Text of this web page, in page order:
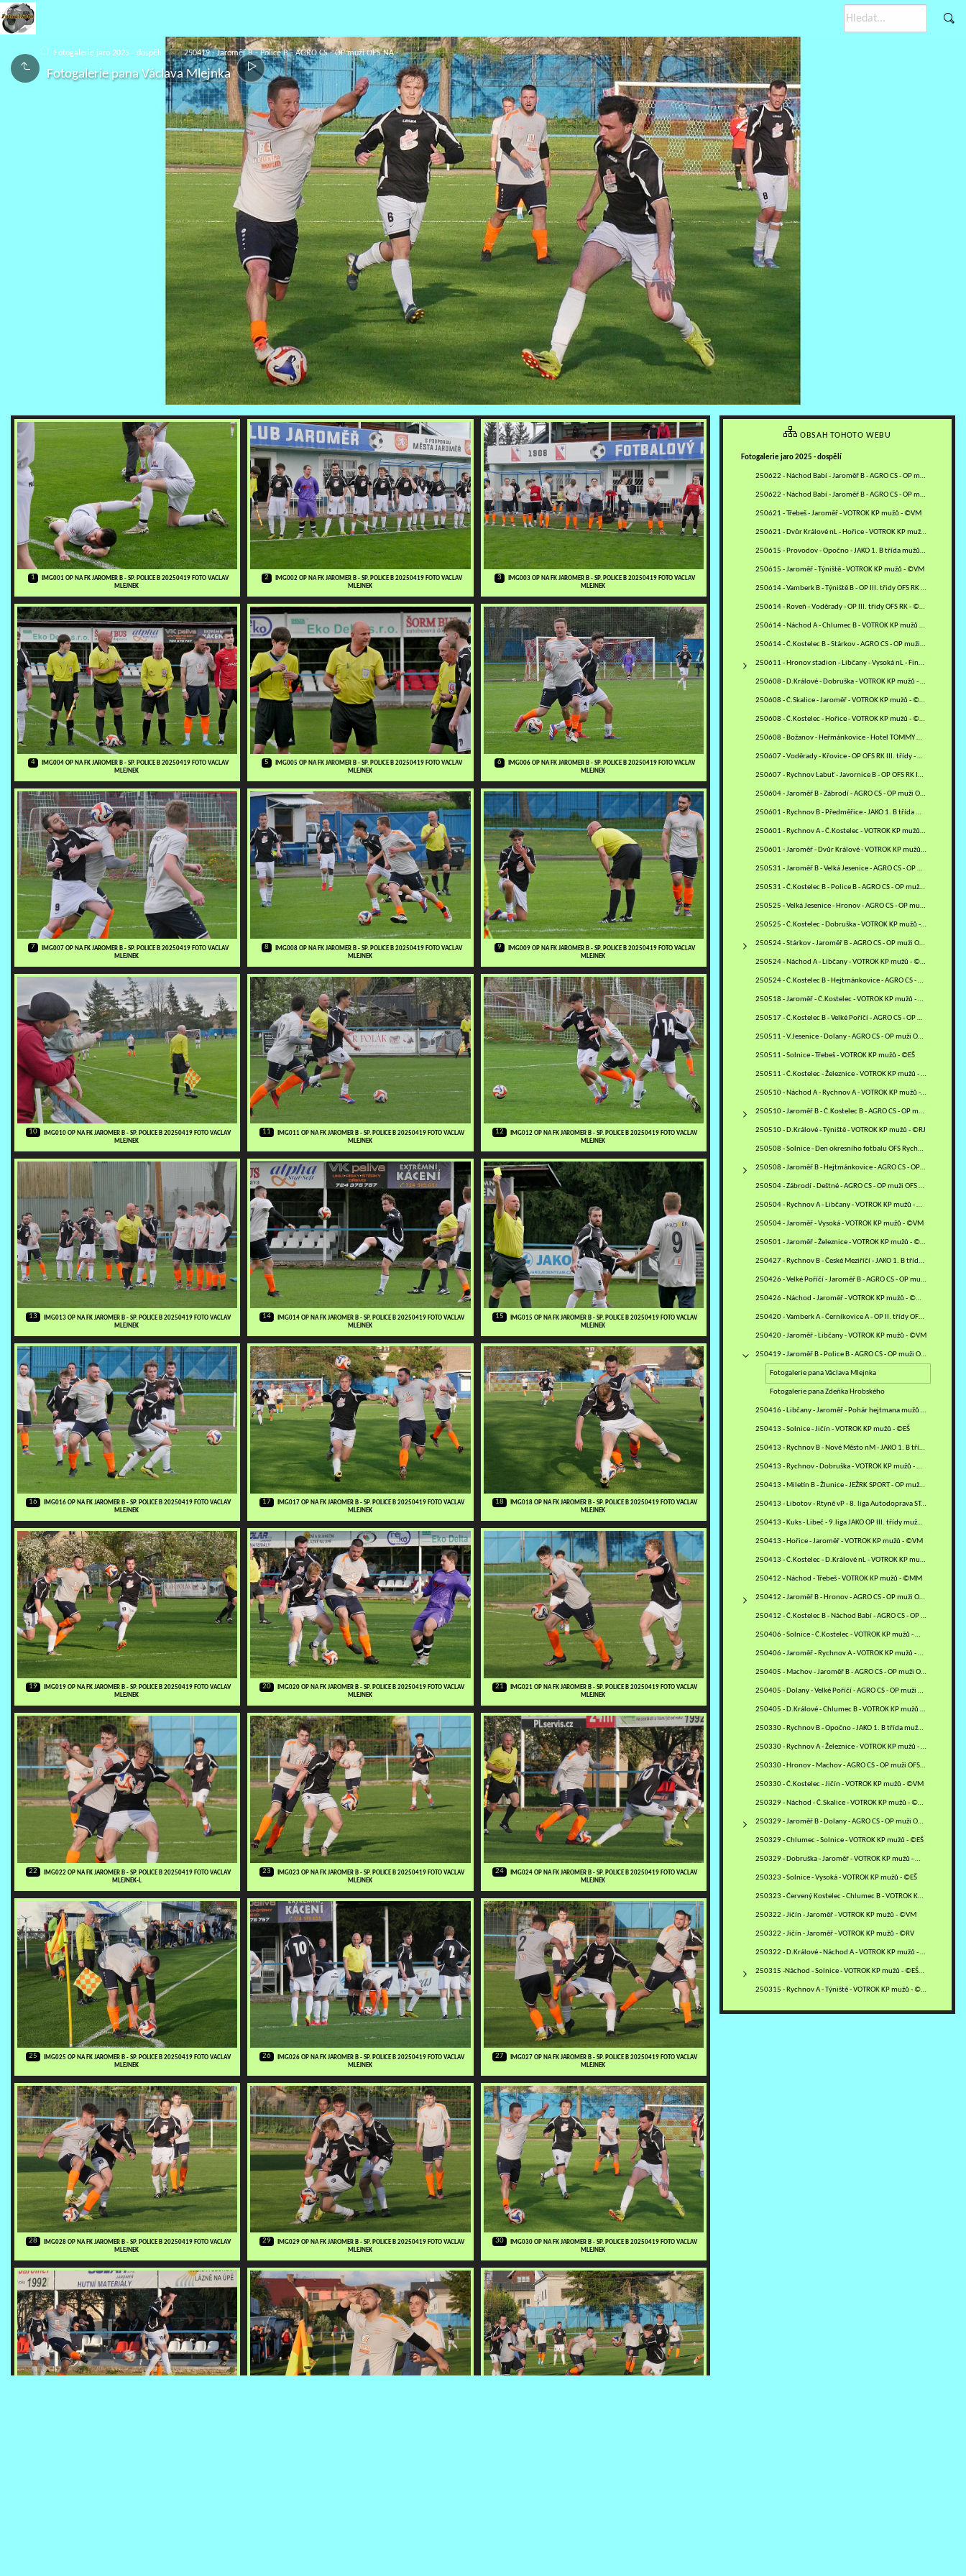
Fotogalerie jaro 2025 - dospělí 250419 - Jaroměř B - Police B - AGRO CS - OP muži OFS NA -…
Fotogalerie pana Václava Mlejnka
1
IMG001 OP NA FK JAROMER B - SP. POLICE B 20250419 FOTO VACLAV
MLEJNEK
2
IMG002 OP NA FK JAROMER B - SP. POLICE B 20250419 FOTO VACLAV
MLEJNEK
3
IMG003 OP NA FK JAROMER B - SP. POLICE B 20250419 FOTO VACLAV
MLEJNEK
4
IMG004 OP NA FK JAROMER B - SP. POLICE B 20250419 FOTO VACLAV
MLEJNEK
5
IMG005 OP NA FK JAROMER B - SP. POLICE B 20250419 FOTO VACLAV
MLEJNEK
6
IMG006 OP NA FK JAROMER B - SP. POLICE B 20250419 FOTO VACLAV
MLEJNEK
7
IMG007 OP NA FK JAROMER B - SP. POLICE B 20250419 FOTO VACLAV
MLEJNEK
8
IMG008 OP NA FK JAROMER B - SP. POLICE B 20250419 FOTO VACLAV
MLEJNEK
9
IMG009 OP NA FK JAROMER B - SP. POLICE B 20250419 FOTO VACLAV
MLEJNEK
10
IMG010 OP NA FK JAROMER B - SP. POLICE B 20250419 FOTO VACLAV
MLEJNEK
11
IMG011 OP NA FK JAROMER B - SP. POLICE B 20250419 FOTO VACLAV
MLEJNEK
12
IMG012 OP NA FK JAROMER B - SP. POLICE B 20250419 FOTO VACLAV
MLEJNEK
13
IMG013 OP NA FK JAROMER B - SP. POLICE B 20250419 FOTO VACLAV
MLEJNEK
14
IMG014 OP NA FK JAROMER B - SP. POLICE B 20250419 FOTO VACLAV
MLEJNEK
15
IMG015 OP NA FK JAROMER B - SP. POLICE B 20250419 FOTO VACLAV
MLEJNEK
16
IMG016 OP NA FK JAROMER B - SP. POLICE B 20250419 FOTO VACLAV
MLEJNEK
17
IMG017 OP NA FK JAROMER B - SP. POLICE B 20250419 FOTO VACLAV
MLEJNEK
18
IMG018 OP NA FK JAROMER B - SP. POLICE B 20250419 FOTO VACLAV
MLEJNEK
19
IMG019 OP NA FK JAROMER B - SP. POLICE B 20250419 FOTO VACLAV
MLEJNEK
20
IMG020 OP NA FK JAROMER B - SP. POLICE B 20250419 FOTO VACLAV
MLEJNEK
21
IMG021 OP NA FK JAROMER B - SP. POLICE B 20250419 FOTO VACLAV
MLEJNEK
22
IMG022 OP NA FK JAROMER B - SP. POLICE B 20250419 FOTO VACLAV
MLEJNEK-L
23
IMG023 OP NA FK JAROMER B - SP. POLICE B 20250419 FOTO VACLAV
MLEJNEK
24
IMG024 OP NA FK JAROMER B - SP. POLICE B 20250419 FOTO VACLAV
MLEJNEK
25
IMG025 OP NA FK JAROMER B - SP. POLICE B 20250419 FOTO VACLAV
MLEJNEK
26
IMG026 OP NA FK JAROMER B - SP. POLICE B 20250419 FOTO VACLAV
MLEJNEK
27
IMG027 OP NA FK JAROMER B - SP. POLICE B 20250419 FOTO VACLAV
MLEJNEK
28
IMG028 OP NA FK JAROMER B - SP. POLICE B 20250419 FOTO VACLAV
MLEJNEK
29
IMG029 OP NA FK JAROMER B - SP. POLICE B 20250419 FOTO VACLAV
MLEJNEK
30
IMG030 OP NA FK JAROMER B - SP. POLICE B 20250419 FOTO VACLAV
MLEJNEK
OBSAH TOHOTO WEBU
Fotogalerie jaro 2025 - dospělí
250622 - Náchod Babí - Jaroměř B - AGRO CS - OP muži OFS NA -…
250622 - Náchod Babí - Jaroměř B - AGRO CS - OP muži OFS NA -…
250621 - Třebeš - Jaroměř - VOTROK KP mužů - ©VM
250621 - Dvůr Králové nL - Hořice - VOTROK KP mužů - ©RJ
250615 - Provodov - Opočno - JAKO 1. B třída mužů - sk. B - ©MV
250615 - Jaroměř - Týniště - VOTROK KP mužů - ©VM
250614 - Vamberk B - Týniště B - OP III. třidy OFS RK - ©PR
250614 - Roveň - Voděrady - OP III. třidy OFS RK - ©PR
250614 - Náchod A - Chlumec B - VOTROK KP mužů - ©MM
250614 - Č.Kostelec B - Stárkov - AGRO CS - OP muži OFS NA - ©MV
250611 - Hronov stadion - Libčany - Vysoká nL - Finále POHÁRU…
250608 - D.Králové - Dobruška - VOTROK KP mužů - ©RJ
250608 - Č.Skalice - Jaroměř - VOTROK KP mužů - ©VM
250608 - Č.Kostelec - Hořice - VOTROK KP mužů - ©MV
250608 - Božanov - Heřmánkovice - Hotel TOMMY OS OFS NA -…
250607 - Voděrady - Křovice - OP OFS RK III. třídy - ©PR
250607 - Rychnov Labuť - Javornice B - OP OFS RK IV. třídy - ©PR
250604 - Jaroměř B - Zábrodí - AGRO CS - OP muži OFS NA - ©ZH
250601 - Rychnov B - Předměřice - JAKO 1. B třída mužů - sk. B -…
250601 - Rychnov A - Č.Kostelec - VOTROK KP mužů - ©PR
250601 - Jaroměř - Dvůr Králové - VOTROK KP mužů - ©VM
250531 - Jaroměř B - Velká Jesenice - AGRO CS - OP muži OFS NA -…
250531 - Č.Kostelec B - Police B - AGRO CS - OP muži OFS NA -…
250525 - Velká Jesenice - Hronov - AGRO CS - OP muži OFS NA -…
250525 - Č.Kostelec - Dobruška - VOTROK KP mužů - ©MV
250524 - Stárkov - Jaroměř B - AGRO CS - OP muži OFS NA - ©ZH
250524 - Náchod A - Libčany - VOTROK KP mužů - ©MM
250524 - Č.Kostelec B - Hejtmánkovice - AGRO CS - OP muži OFS NA…
250518 - Jaroměř - Č.Kostelec - VOTROK KP mužů - ©VM
250517 - Č.Kostelec B - Velké Poříčí - AGRO CS - OP muži OFS NA…
250511 - V.Jesenice - Dolany - AGRO CS - OP muži OFS NA - ©VM
250511 - Solnice - Třebeš - VOTROK KP mužů - ©EŠ
250511 - Č.Kostelec - Železnice - VOTROK KP mužů - ©MV
250510 - Náchod A - Rychnov A - VOTROK KP mužů - ©MM
250510 - Jaroměř B - Č.Kostelec B - AGRO CS - OP muži OFS NA -…
250510 - D.Králové - Týniště - VOTROK KP mužů - ©RJ
250508 - Solnice - Den okresního fotbalu OFS Rychnov - ©PR
250508 - Jaroměř B - Hejtmánkovice - AGRO CS - OP muži OFS NA -…
250504 - Zábrodí - Deštné - AGRO CS - OP muži OFS NA - ©VM
250504 - Rychnov A - Libčany - VOTROK KP mužů - ©PR
250504 - Jaroměř - Vysoká - VOTROK KP mužů - ©VM
250501 - Jaroměř - Železnice - VOTROK KP mužů - ©VM
250427 - Rychnov B - České Meziříčí - JAKO 1. B třída mužů - sk.…
250426 - Velké Poříčí - Jaroměř B - AGRO CS - OP muži OFS NA -…
250426 - Náchod - Jaroměř - VOTROK KP mužů - ©MM
250420 - Vamberk A - Černíkovice A - OP II. třídy OFS RK - ©PR
250420 - Jaroměř - Libčany - VOTROK KP mužů - ©VM
250419 - Jaroměř B - Police B - AGRO CS - OP muži OFS NA -…
Fotogalerie pana Václava Mlejnka
Fotogalerie pana Zdeňka Hrobského
250416 - Libčany - Jaroměř - Pohár hejtmana mužů - čtvrtfinále -…
250413 - Solnice - Jičín - VOTROK KP mužů - ©EŠ
250413 - Rychnov B - Nové Město nM - JAKO 1. B třída mužů - sk.…
250413 - Rychnov - Dobruška - VOTROK KP mužů - ©PR
250413 - Miletín B - Žlunice - JEŽRK SPORT - OP mužů JI - ©VM
250413 - Libotov - Rtyně vP - 8. liga Autodoprava STAVO KULT OP…
250413 - Kuks - Libeč - 9.liga JAKO OP III. třídy mužů TU - ©VM
250413 - Hořice - Jaroměř - VOTROK KP mužů - ©VM
250413 - Č.Kostelec - D.Králové nL - VOTROK KP mužů - ©MV
250412 - Náchod - Třebeš - VOTROK KP mužů - ©MM
250412 - Jaroměř B - Hronov - AGRO CS - OP muži OFS NA - ©ZH+VM
250412 - Č.Kostelec B - Náchod Babí - AGRO CS - OP muži OFS NA -…
250406 - Solnice - Č.Kostelec - VOTROK KP mužů - ©EŠ
250406 - Jaroměř - Rychnov A - VOTROK KP mužů - ©VM
250405 - Machov - Jaroměř B - AGRO CS - OP muži OFS NA - ©VM
250405 - Dolany - Velké Poříčí - AGRO CS - OP muži OFS NA - ©VM
250405 - D.Králové - Chlumec B - VOTROK KP mužů - ©RJ
250330 - Rychnov B - Opočno - JAKO 1. B třída mužů - sk. B - ©PR
250330 - Rychnov A - Železnice - VOTROK KP mužů - ©PR
250330 - Hronov - Machov - AGRO CS - OP muži OFS NA - ©VM
250330 - Č.Kostelec - Jičín - VOTROK KP mužů - ©VM
250329 - Náchod - Č.Skalice - VOTROK KP mužů - ©MM
250329 - Jaroměř B - Dolany - AGRO CS - OP muži OFS NA - ©ZH+VM
250329 - Chlumec - Solnice - VOTROK KP mužů - ©EŠ
250329 - Dobruška - Jaroměř - VOTROK KP mužů - ©VM
250323 - Solnice - Vysoká - VOTROK KP mužů - ©EŠ
250323 - Červený Kostelec - Chlumec B - VOTROK KP mužů - ©MV
250322 - Jičín - Jaroměř - VOTROK KP mužů - ©VM
250322 - Jičín - Jaroměř - VOTROK KP mužů - ©RV
250322 - D.Králové - Náchod A - VOTROK KP mužů - ©RJ
250315 -Náchod - Solnice - VOTROK KP mužů - ©EŠ+MM
250315 - Rychnov A - Týniště - VOTROK KP mužů - ©PR